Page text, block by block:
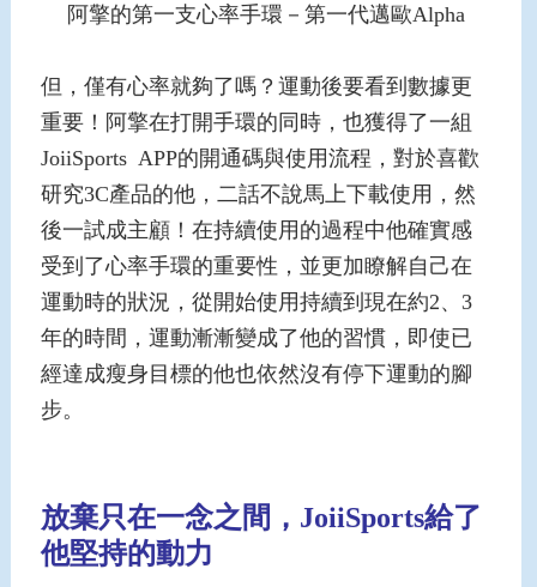
阿擎的第一支心率手環－第一代邁歐Alpha
但，僅有心率就夠了嗎？運動後要看到數據更
重要！阿擎在打開手環的同時，也獲得了一組
JoiiSports APP的開通碼與使用流程，對於喜歡
研究3C產品的他，二話不說馬上下載使用，然
後一試成主顧！在持續使用的過程中他確實感
受到了心率手環的重要性，並更加瞭解自己在
運動時的狀況，從開始使用持續到現在約2、3
年的時間，運動漸漸變成了他的習慣，即使已
經達成瘦身目標的他也依然沒有停下運動的腳
步。
放棄只在一念之間，JoiiSports給了
他堅持的動力